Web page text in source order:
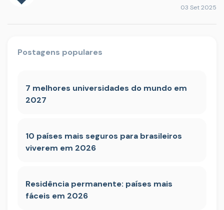
03 Set 2025
Postagens populares
7 melhores universidades do mundo em
2027
10 países mais seguros para brasileiros
viverem em 2026
Residência permanente: países mais
fáceis em 2026